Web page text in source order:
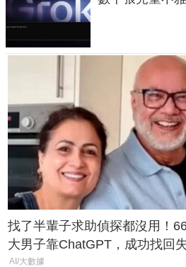
找了半輩子求助偵探都沒用！
大男子靠ChatGPT，成功找回
年家人
AI/大數據